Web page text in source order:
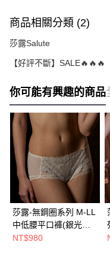
商品相關分類 (2)
莎露Salute
【好評不斷】SALE🔥🔥🔥
你可能有興趣的商品
莎露-無鋼圈系列 M-LL
中低腰平口褲(銀光白)
搭配內褲-SS6068WH
NT$980